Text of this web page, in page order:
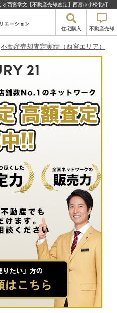
住宅購入 不動産売却
不動産売却査定実績（西宮エリア）